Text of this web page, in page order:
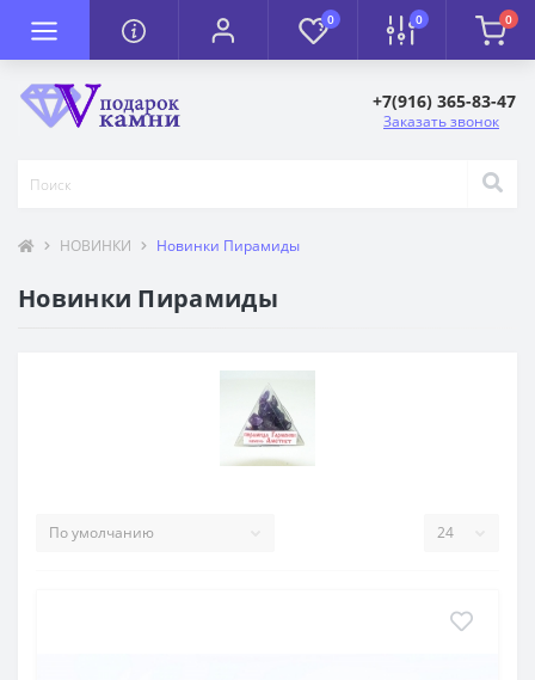
0 0 0
+7(916) 365-83-47
Заказать звонок
НОВИНКИ Новинки Пирамиды
Новинки Пирамиды